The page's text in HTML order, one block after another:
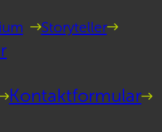
Storyteller
Kontaktformular